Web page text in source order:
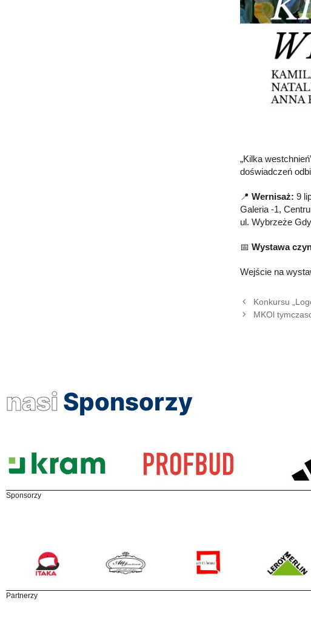
„Kilka
doświadczeń
📍 Wernisaż: 9
Galeria -1,
ul. Wybrzeże
📅 Wystawa
Wejście na
Konkursu
MKOl
nasi Sponsorzy
Sponsorzy
Partnerzy